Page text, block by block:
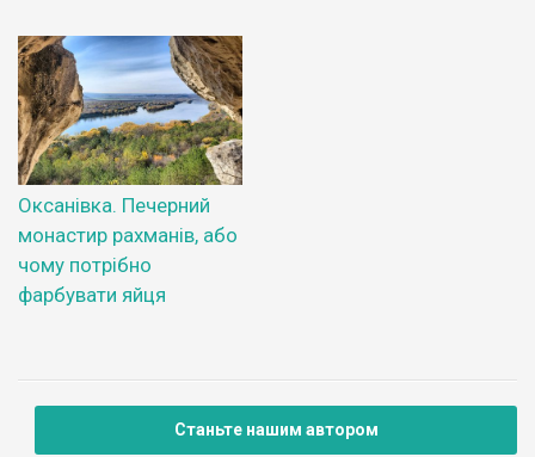
Оксанівка. Печерний
монастир рахманів, або
чому потрібно
фарбувати яйця
Станьте нашим автором